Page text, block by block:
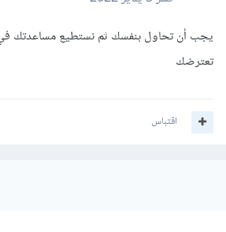
يجب أن تحاول بنفسك ثم نستطيع مساعدتك في
تعترضك
اقتباس